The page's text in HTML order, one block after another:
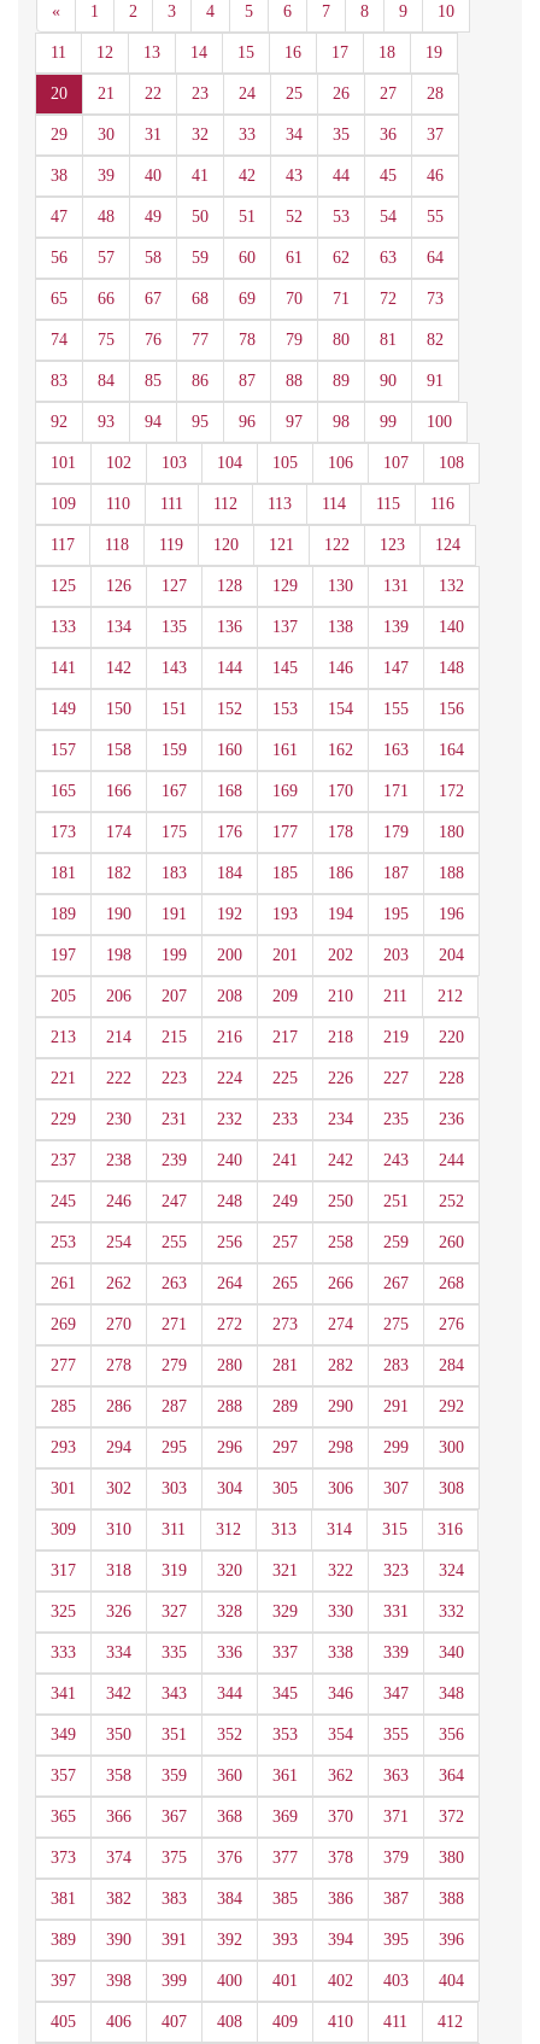
«Anterior
1 2 3 4 5 6 7 8 9 10
11 12 13 14 15 16 17 18 19
20 21 22 23 24 25 26 27 28
29 30 31 32 33 34 35 36 37
38 39 40 41 42 43 44 45 46
47 48 49 50 51 52 53 54 55
56 57 58 59 60 61 62 63 64
65 66 67 68 69 70 71 72 73
74 75 76 77 78 79 80 81 82
83 84 85 86 87 88 89 90 91
92 93 94 95 96 97 98 99 100
101 102 103 104 105 106 107 108
109 110 111 112 113 114 115 116
117 118 119 120 121 122 123 124
125 126 127 128 129 130 131 132
133 134 135 136 137 138 139 140
141 142 143 144 145 146 147 148
149 150 151 152 153 154 155 156
157 158 159 160 161 162 163 164
165 166 167 168 169 170 171 172
173 174 175 176 177 178 179 180
181 182 183 184 185 186 187 188
189 190 191 192 193 194 195 196
197 198 199 200 201 202 203 204
205 206 207 208 209 210 211 212
213 214 215 216 217 218 219 220
221 222 223 224 225 226 227 228
229 230 231 232 233 234 235 236
237 238 239 240 241 242 243 244
245 246 247 248 249 250 251 252
253 254 255 256 257 258 259 260
261 262 263 264 265 266 267 268
269 270 271 272 273 274 275 276
277 278 279 280 281 282 283 284
285 286 287 288 289 290 291 292
293 294 295 296 297 298 299 300
301 302 303 304 305 306 307 308
309 310 311 312 313 314 315 316
317 318 319 320 321 322 323 324
325 326 327 328 329 330 331 332
333 334 335 336 337 338 339 340
341 342 343 344 345 346 347 348
349 350 351 352 353 354 355 356
357 358 359 360 361 362 363 364
365 366 367 368 369 370 371 372
373 374 375 376 377 378 379 380
381 382 383 384 385 386 387 388
389 390 391 392 393 394 395 396
397 398 399 400 401 402 403 404
405 406 407 408 409 410 411 412